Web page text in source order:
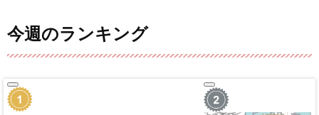
今週のランキング